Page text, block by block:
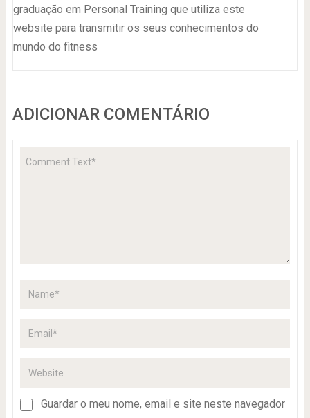
graduação em Personal Training que utiliza este
website para transmitir os seus conhecimentos do
mundo do fitness
ADICIONAR COMENTÁRIO
Guardar o meu nome, email e site neste navegador